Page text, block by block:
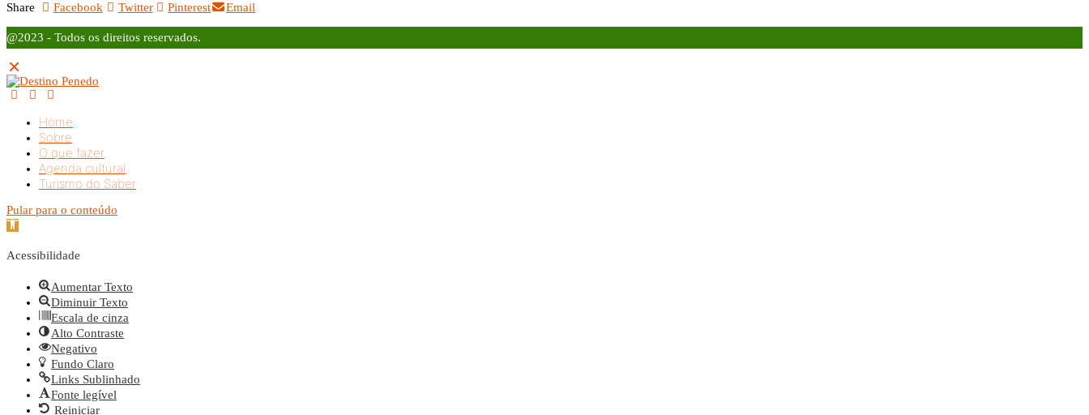
Share Facebook Twitter Pinterest Email
@2023 - Todos os direitos reservados.
Home
Sobre
O que fazer
Agenda cultural
Turismo do Saber
Pular para o conteúdo
Barra de Ferramentas Aberta
Acessibilidade
Aumentar Texto
Diminuir Texto
Escala de cinza
Alto Contraste
Negativo
Fundo Claro
Links Sublinhado
Fonte legível
Reiniciar